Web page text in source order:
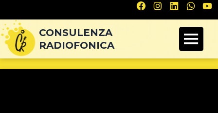
CONSULENZA
RADIOFONICA